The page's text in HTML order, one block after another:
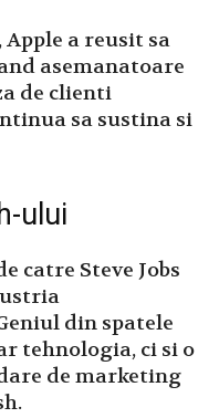
a reusit sa
asemanatoare
de clienti
sa sustina si
ului
catre Steve Jobs
din spatele
tehnologia, ci si o
de marketing